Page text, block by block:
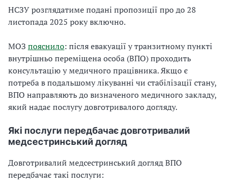
НСЗУ розглядатиме подані пропозиції про до 28
листопада 2025 року включно.
МОЗ пояснило: після евакуації у транзитному пункті
внутрішньо переміщена особа (ВПО) проходить
консультацію у медичного працівника. Якщо є
потреба в подальшому лікуванні чи стабілізації стану,
ВПО направляють до визначеного медичного закладу,
який надає послугу довготривалого догляду.
Які послуги передбачає довготривалий
медсестринський догляд
Довготривалий медсестринський догляд ВПО
передбачає такі послуги: